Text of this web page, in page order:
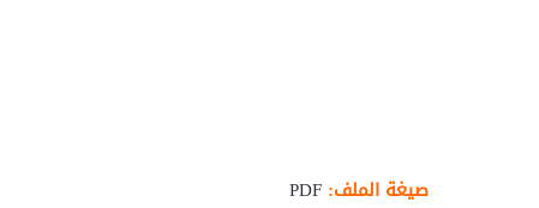
صيغة الملف: